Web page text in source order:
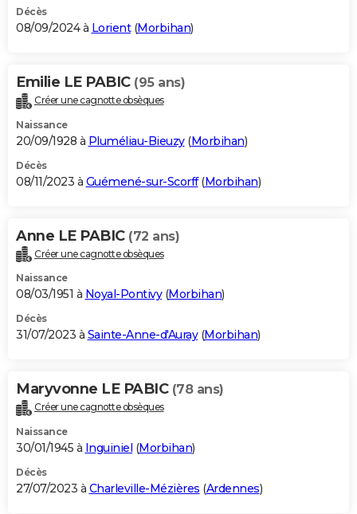
Décès
08/09/2024 à Lorient(Morbihan)
Emilie LE PABIC (95 ans)
Créer une cagnotte obsèques
Naissance
20/09/1928 à Pluméliau-Bieuzy(Morbihan)
Décès
08/11/2023 à Guémené-sur-Scorff(Morbihan)
Anne LE PABIC (72 ans)
Créer une cagnotte obsèques
Naissance
08/03/1951 à Noyal-Pontivy(Morbihan)
Décès
31/07/2023 à Sainte-Anne-d'Auray(Morbihan)
Maryvonne LE PABIC (78 ans)
Créer une cagnotte obsèques
Naissance
30/01/1945 à Inguiniel (Morbihan)
Décès
27/07/2023 à Charleville-Mézières (Ardennes)